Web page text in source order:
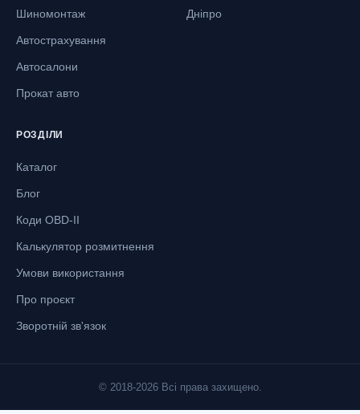
Шиномонтаж
Автострахування
Автосалони
Прокат авто
Дніпро
РОЗДІЛИ
Каталог
Блог
Коди OBD-II
Калькулятор розмитнення
Умови використання
Про проєкт
Зворотній зв'язок
© 2018-2026 Всі права захищено.